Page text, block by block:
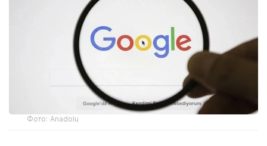
Фото: Аnadolu